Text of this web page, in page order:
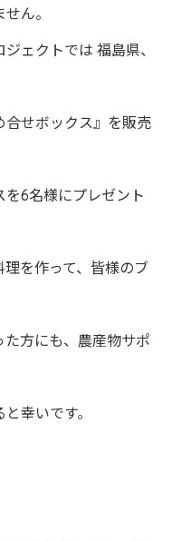
ん。
ェクトでは 福島県、
せボックス』を販売
6名様にプレゼント
を作って、皆様のブ
方にも、農産物サポ
幸いです。